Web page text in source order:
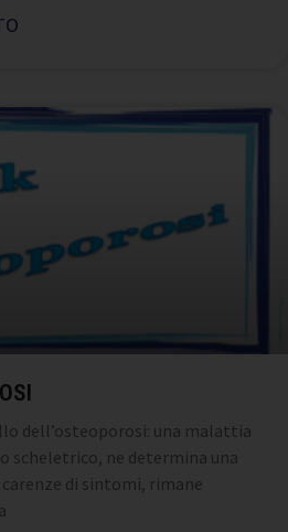
dell’osteoporosi: una malattia
scheletrico, ne determina una
di sintomi, rimane